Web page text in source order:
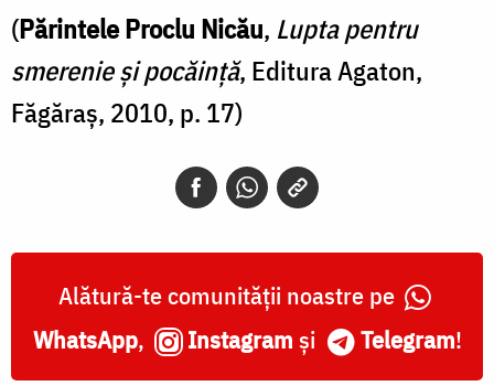
(Părintele Proclu Nicău, Lupta pentru
smerenie și pocăință, Editura Agaton,
Făgăraș, 2010, p. 17)
Alătură-te comunității noastre pe
WhatsApp, Instagram și Telegram!